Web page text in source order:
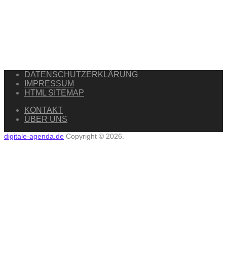
DATENSCHUTZERKLÄRUNG
IMPRESSUM
HTML SITEMAP
KONTAKT
ÜBER UNS
digitale-agenda.de Copyright © 2026.